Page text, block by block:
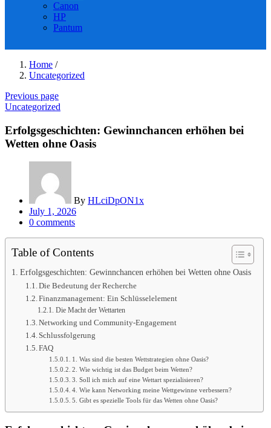
Canon
HP
Pantum
Home /
Uncategorized
Previous page
Uncategorized
Erfolgsgeschichten: Gewinnchancen erhöhen bei
Wetten ohne Oasis
By HLciDpON1x
Posted
on
July 1, 2026
0 comments
Table of Contents
Erfolgsgeschichten: Gewinnchancen erhöhen bei Wetten ohne Oasis
Die Bedeutung der Recherche
Finanzmanagement: Ein Schlüsselelement
Die Macht der Wettarten
Networking und Community-Engagement
Schlussfolgerung
FAQ
1. Was sind die besten Wettstrategien ohne Oasis?
2. Wie wichtig ist das Budget beim Wetten?
3. Soll ich mich auf eine Wettart spezialisieren?
4. Wie kann Networking meine Wettgewinne verbessern?
5. Gibt es spezielle Tools für das Wetten ohne Oasis?